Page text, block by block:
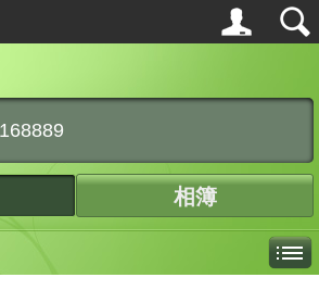
相簿